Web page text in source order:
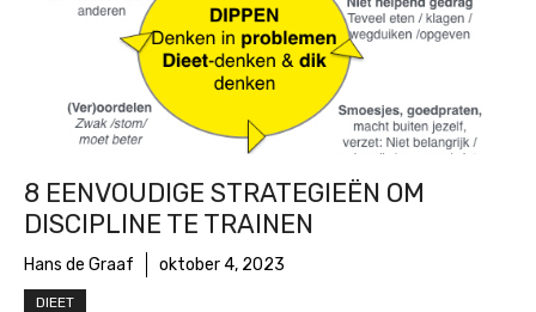
8 EENVOUDIGE STRATEGIEËN OM
DISCIPLINE TE TRAINEN
Hans de Graaf oktober 4, 2023
DIEET